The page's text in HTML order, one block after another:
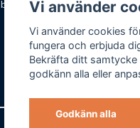
behöver. Tveka inte att slå
Vi använder
Vi använder cookies
fungera och erbjuda
Bekräfta ditt
godkänn alla eller
Godkänn alla